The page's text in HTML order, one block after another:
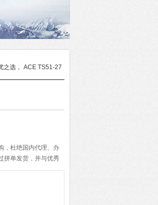
之选， ACE TS51-27
，杜绝国内代理、办
拼单发货，并与优秀
捷的购物体验。